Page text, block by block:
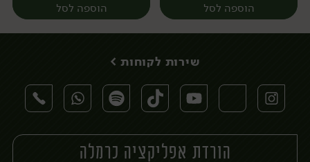
הוספה לסל הוספה לסל
שירות לקוחות >
הורדת אפליקציה כרמלה